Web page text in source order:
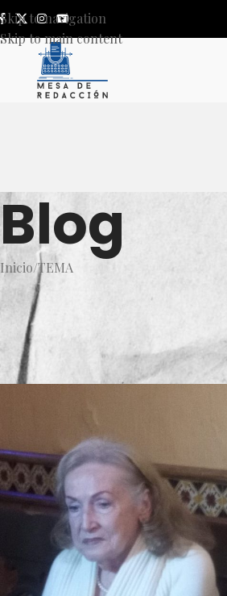
Skip to navigation
Skip to main content
Blog
Inicio TEMA
PUGNA FAMILIAR
Publicado